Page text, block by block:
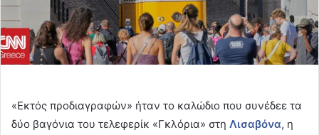
«Εκτός προδιαγραφών» ήταν το καλώδιο που συνέδεε τα
δύο βαγόνια του τελεφερίκ «Γκλόρια» στη Λισαβόνα, η